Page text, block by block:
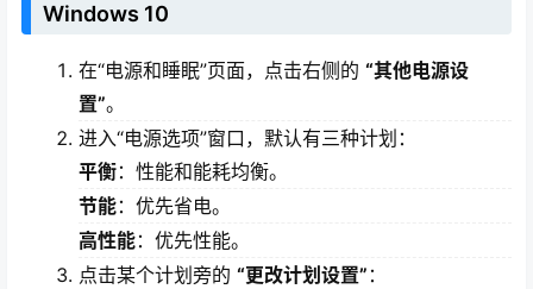
Windows 10
在“电源和睡眠”页面，点击右侧的 “其他电源设
置”。
进入“电源选项”窗口，默认有三种计划：
平衡：性能和能耗均衡。
节能：优先省电。
高性能：优先性能。
点击某个计划旁的 “更改计划设置” ：